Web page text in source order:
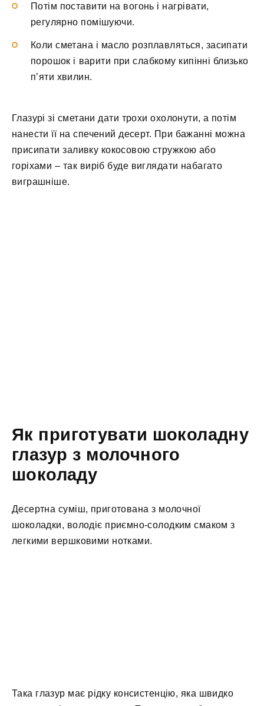
Потім поставити на вогонь і нагрівати,
регулярно помішуючи.
Коли сметана і масло розплавляться, засипати
порошок і варити при слабкому кипінні близько
п’яти хвилин.
Глазурі зі сметани дати трохи охолонути, а потім
нанести її на спечений десерт. При бажанні можна
присипати заливку кокосовою стружкою або
горіхами – так виріб буде виглядати набагато
виграшніше.
Як приготувати шоколадну
глазур з молочного
шоколаду
Десертна суміш, приготована з молочної
шоколадки, володіє приємно-солодким смаком з
легкими вершковими нотками.
Така глазур має рідку консистенцію, яка швидко